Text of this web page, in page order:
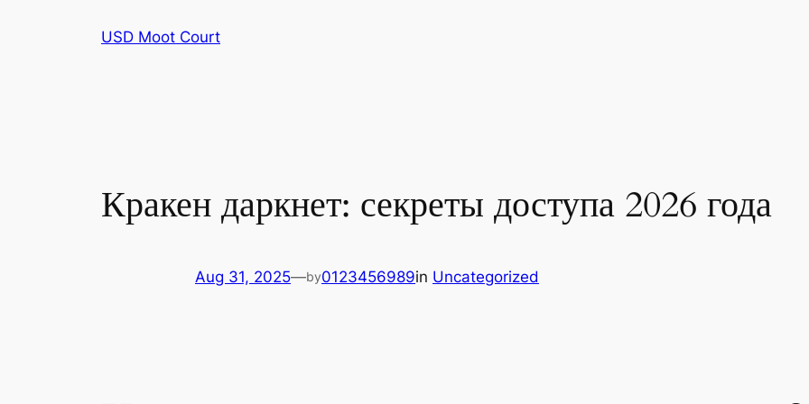
USD Moot Court
Кракен даркнет: секреты доступа 2026 года
Aug 31, 2025—by0123456989in Uncategorized